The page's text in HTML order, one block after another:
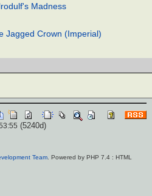
Madness
Jagged Crown (Imperial)
(5240d)
Team. Powered by PHP 7.4 : HTML